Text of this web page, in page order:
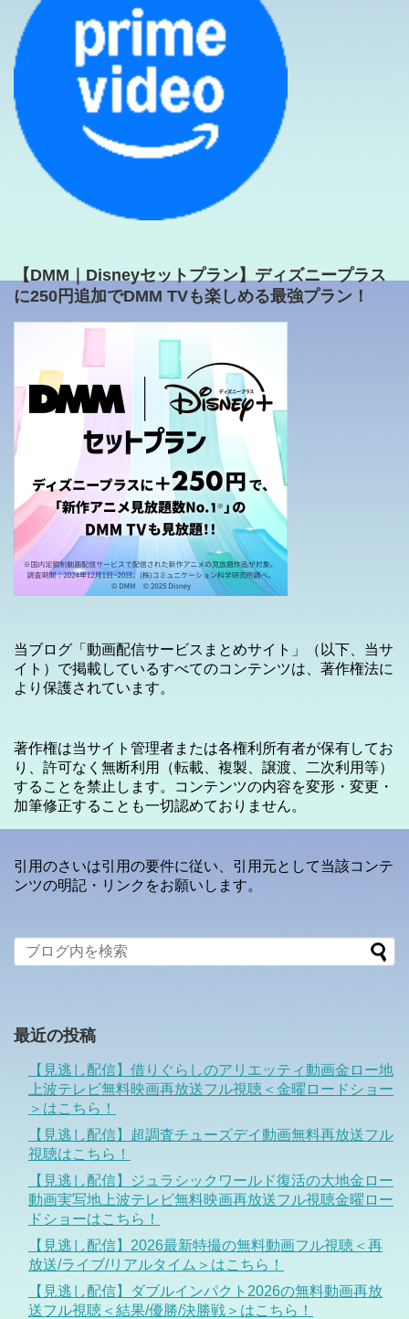
【DMM｜Disneyセットプラン】ディズニープラス
に250円追加でDMM TVも楽しめる最強プラン！
当ブログ「動画配信サービスまとめサイト」（以下、当サ
イト）で掲載しているすべてのコンテンツは、著作権法に
より保護されています。
著作権は当サイト管理者または各権利所有者が保有してお
り、許可なく無断利用（転載、複製、譲渡、二次利用等）
することを禁止します。コンテンツの内容を変形・変更・
加筆修正することも一切認めておりません。
引用のさいは引用の要件に従い、引用元として当該コンテ
ンツの明記・リンクをお願いします。
最近の投稿
【見逃し配信】借りぐらしのアリエッティ動画金ロー地
上波テレビ無料映画再放送フル視聴＜金曜ロードショー
＞はこちら！
【見逃し配信】超調査チューズデイ動画無料再放送フル
視聴はこちら！
【見逃し配信】ジュラシックワールド復活の大地金ロー
動画実写地上波テレビ無料映画再放送フル視聴金曜ロー
ドショーはこちら！
【見逃し配信】2026最新特撮の無料動画フル視聴＜再
放送/ライブ/リアルタイム＞はこちら！
【見逃し配信】ダブルインパクト2026の無料動画再放
送フル視聴＜結果/優勝/決勝戦＞はこちら！